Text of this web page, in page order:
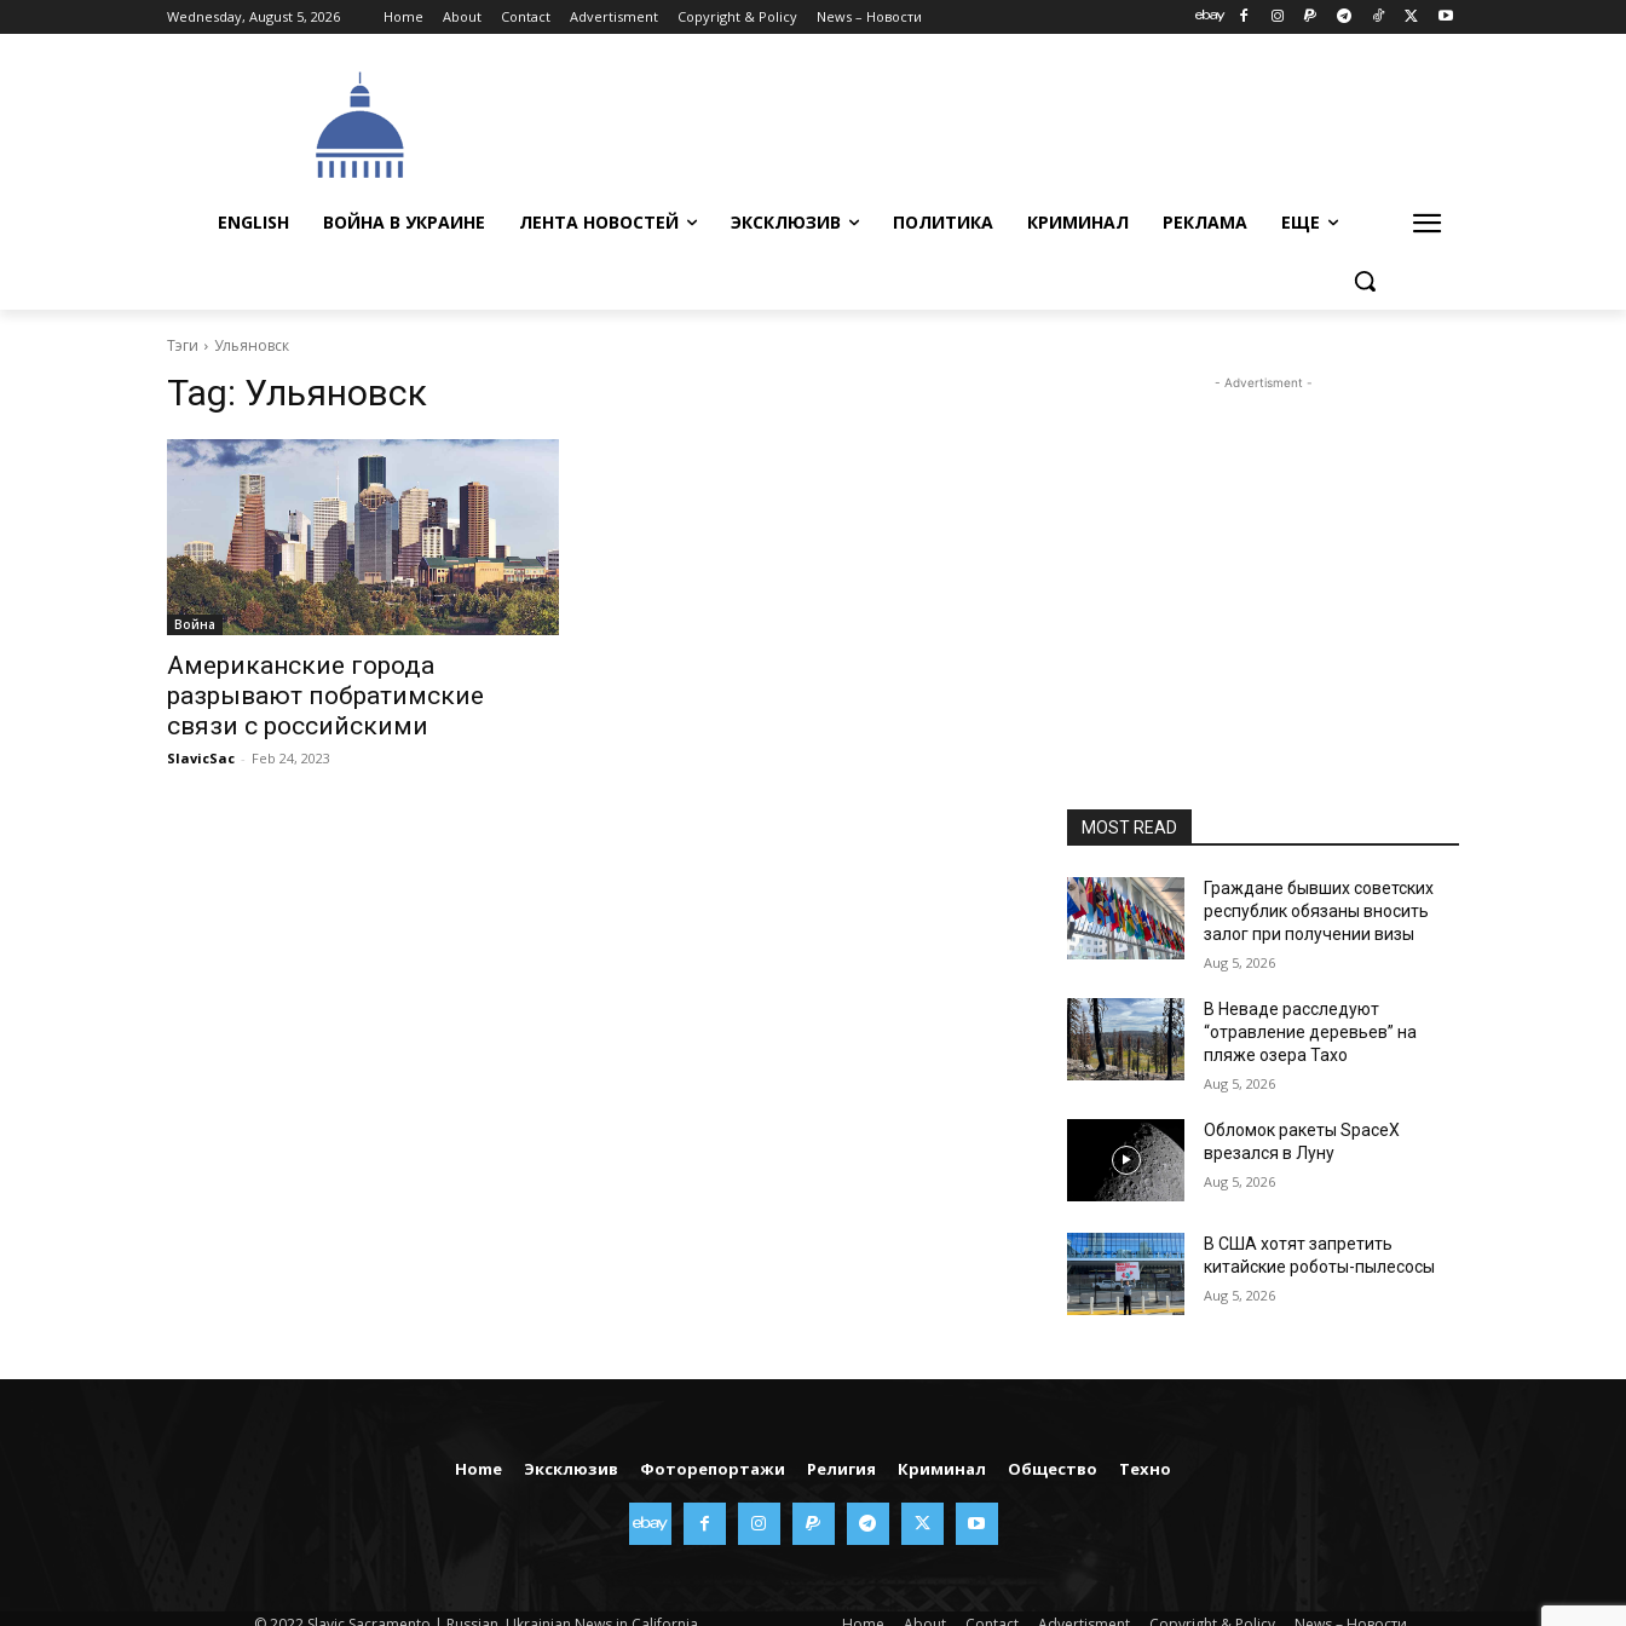
Wednesday, August 5, 2026 Home About Contact Advertisment Copyright & Policy News – Новости
ENGLISH ВОЙНА В УКРАИНЕ ЛЕНТА НОВОСТЕЙ ЭКСКЛЮЗИВ ПОЛИТИКА КРИМИНАЛ РЕКЛАМА ЕЩЕ
Тэги Ульяновск
Tag: Ульяновск
Война
Американские города
разрывают побратимские
связи с российскими
SlavicSac - Feb 24, 2023
- Advertisment -
MOST READ
Граждане бывших советских
республик обязаны вносить
залог при получении визы
Aug 5, 2026
В Неваде расследуют
“отравление деревьев” на
пляже озера Тахо
Aug 5, 2026
Обломок ракеты SpaceX
врезался в Луну
Aug 5, 2026
В США хотят запретить
китайские роботы-пылесосы
Aug 5, 2026
Home Эксклюзив Фоторепортажи Религия Криминал Общество Техно